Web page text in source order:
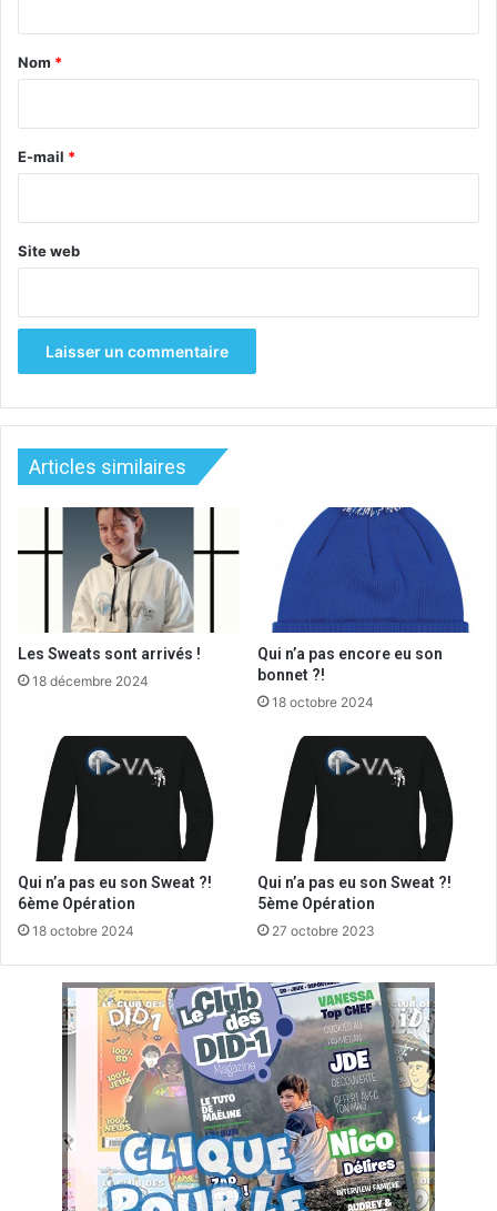
a
e
Nom *
E-mail *
Site web
Articles similaires
Les Sweats sont arrivés !
18 décembre 2024
Qui n’a pas encore eu son
bonnet ?!
18 octobre 2024
Qui n’a pas eu son Sweat ?!
6ème Opération
18 octobre 2024
Qui n’a pas eu son Sweat ?!
5ème Opération
27 octobre 2023